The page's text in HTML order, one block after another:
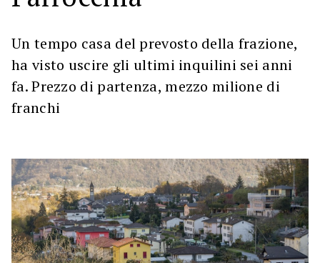
Un tempo casa del prevosto della frazione,
ha visto uscire gli ultimi inquilini sei anni
fa. Prezzo di partenza, mezzo milione di
franchi